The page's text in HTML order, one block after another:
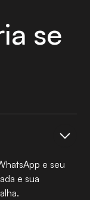
se
e seu
e sua